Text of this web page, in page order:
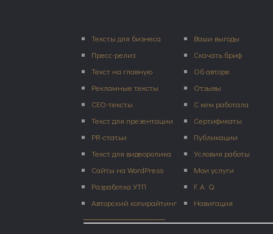
Тексты для бизнеса
Пресс-релиз
Текст на главную
Рекламные тексты
СЕО-тексты
Текст для презентации
PR-статьи
Текст для видеоролика
Сайты на WordPress
Разработка УТП
Авторский копирайтинг
Ваши выгоды
Скачать бриф
Об авторе
Отзывы
С кем работала
Сертификаты
Публикации
Условия работы
Мои услуги
F. A. Q.
Навигация